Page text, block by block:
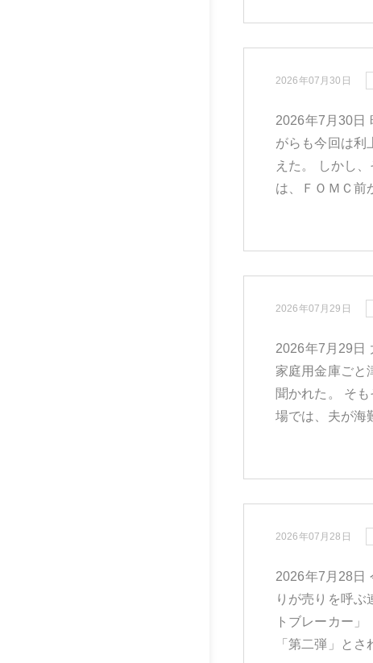
2026年07月30日
2026年7月30日
がらも今回は利
えた。 しかし
は、ＦＯＭＣ前
2026年07月29日
2026年7月29日
家庭用金庫ごと
聞かれた。 そ
場では、夫が海
2026年07月28日
2026年7月28日
りが売りを呼ぶ
トブレーカー
「第二弾」と